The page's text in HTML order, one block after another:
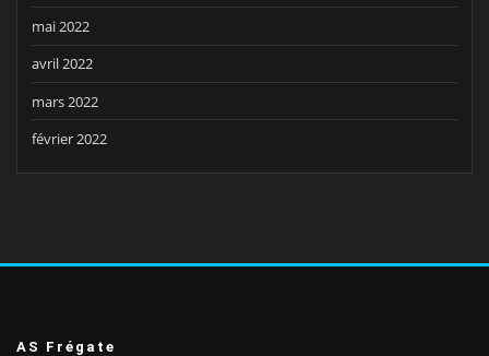
mai 2022
avril 2022
mars 2022
février 2022
AS Frégate